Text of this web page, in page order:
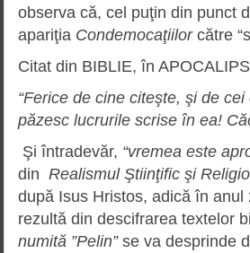
observa că, cel puţin din punct
apariţia Condemocaţiilorcătre
Citat din BIBLIE, în
“Ferice de cine citeşte, şi de
păzesc lucrurile scrise în ea!
Şi întradevăr, “vremea este
din Realismul Ştiinţific şi
după Isus Hristos, adică în
rezultă din descifrarea textelor
numită ”Pelin”se va desprinde